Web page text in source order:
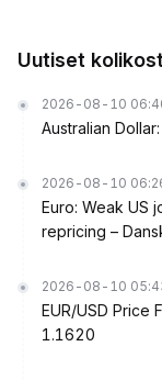
Uutiset
2026-08-10
Australian
2026-08-10
Euro: Weak US
repricing –
2026-08-10
EUR/USD Price
1.1620